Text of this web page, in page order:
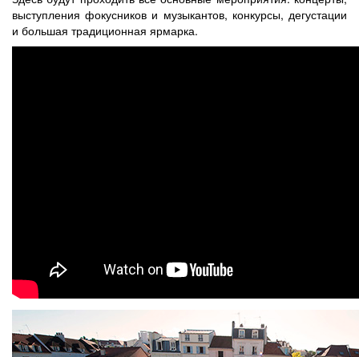
выступления фокусников и музыкантов, конкурсы, дегустации
и большая традиционная ярмарка.